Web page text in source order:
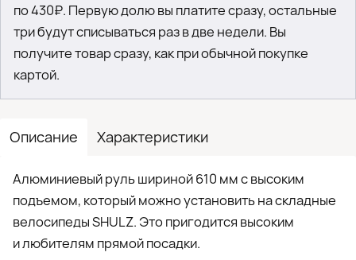
Описание Характеристики
Алюминиевый руль шириной 610 мм с высоким
подъемом, который можно установить на складные
велосипеды SHULZ. Это пригодится высоким
и любителям прямой посадки.
по 430₽. Первую долю вы платите сразу, остальные
три будут списываться раз в две недели. Вы
получите товар сразу, как при обычной покупке
картой.